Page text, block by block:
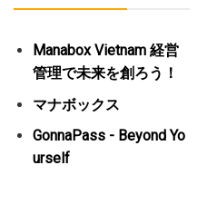
Manabox Vietnam 経営
管理で未来を創ろう！
マナボックス
GonnaPass - Beyond Yo
urself